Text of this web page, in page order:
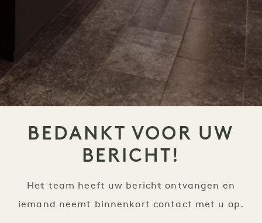
BEDANKT VOOR UW
BERICHT!
Het team heeft uw bericht ontvangen en
iemand neemt binnenkort contact met u op.